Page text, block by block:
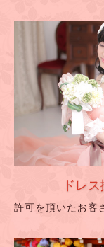
ドレ
許可を頂いたお客